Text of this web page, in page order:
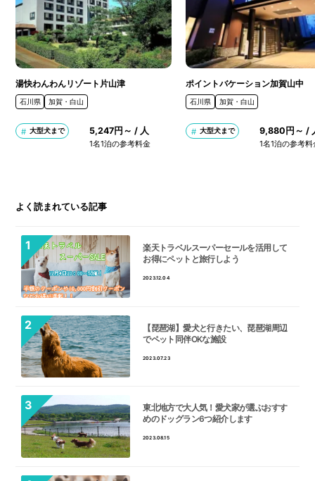
湯快わんわんリゾート片山津
石川県 加賀・白山
大型犬まで 5,247円～ / 人
1名1泊の参考料金
ポイントバケーション加賀山中
石川県 加賀・白山
大型犬まで 9,880円～ /
1名1泊の参考料
よく読まれている記事
楽天トラベルスーパーセールを活用して
お得にペットと旅行しよう
2023.12.04
【琵琶湖】愛犬と行きたい、琵琶湖周辺
でペット同伴OKな施設
2023.07.23
東北地方で大人気！愛犬家が選ぶおすす
めのドッグラン6つ紹介します
2023.08.15